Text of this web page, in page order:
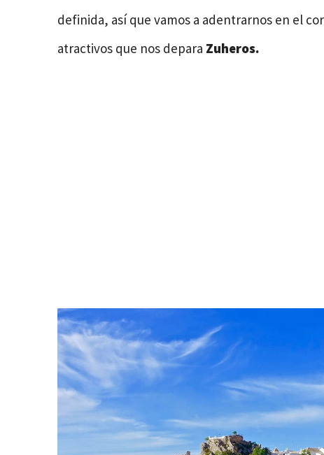
definida, así que vamos a adentrarnos en el
atractivos que nos depara Zuheros.